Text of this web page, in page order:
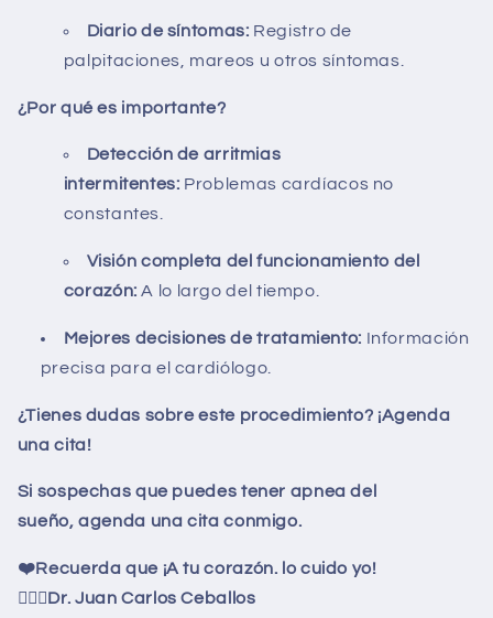
Diario de síntomas: Registro de
palpitaciones,
mareos u otros síntomas.
¿Por qué es importante?
Detección de arritmias
intermitentes: Problemas cardíacos no
constantes.
Visión completa del funcionamiento del
corazón: A lo largo del tiempo.
Mejores decisiones de tratamiento: Información
precisa para el cardiólogo.
¿Tienes dudas sobre este procedimiento? ¡Agenda
una cita!
Si sospechas que puedes tener apnea del
sueño, agenda una cita conmigo.
❤️Recuerda que ¡A tu corazón. lo cuido yo!
👨🏼Dr. Juan Carlos Ceballos